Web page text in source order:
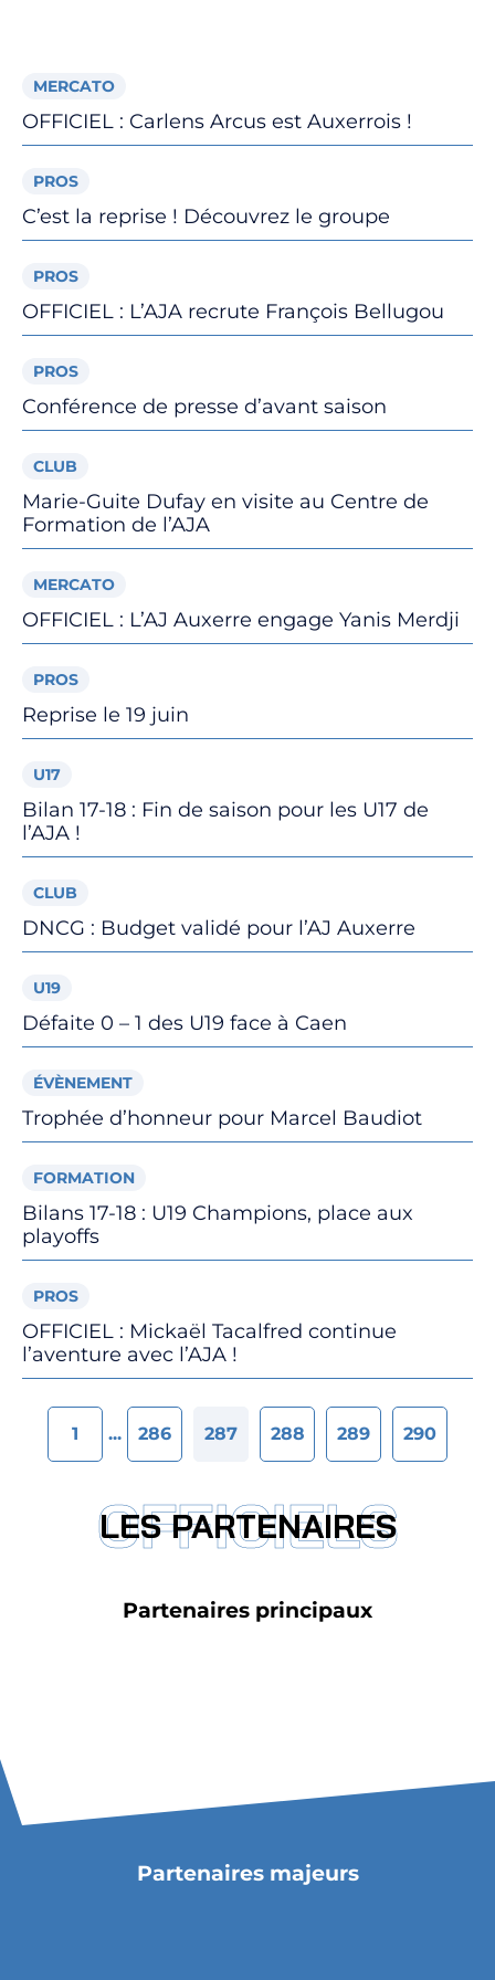
🇨🇳
MERCATO
OFFICIEL : Carlens Arcus est Auxerrois !
PROS
C’est la reprise ! Découvrez le groupe
PROS
OFFICIEL : L’AJA recrute François Bellugou
PROS
Conférence de presse d’avant saison
CLUB
Marie-Guite Dufay en visite au Centre de
Formation de l’AJA
MERCATO
OFFICIEL : L’AJ Auxerre engage Yanis Merdji
PROS
Reprise le 19 juin
U17
Bilan 17-18 : Fin de saison pour les U17 de
l’AJA !
CLUB
DNCG : Budget validé pour l’AJ Auxerre
U19
Défaite 0 – 1 des U19 face à Caen
ÉVÈNEMENT
Trophée d’honneur pour Marcel Baudiot
FORMATION
Bilans 17-18 : U19 Champions, place aux
playoffs
PROS
OFFICIEL : Mickaël Tacalfred continue
l’aventure avec l’AJA !
Pagination des actualités
Page numéro
1 Autre pages
...
Page numéro
286
Page numéro
287
Page numéro
288
Page numéro
289
Page
290
OFFICIELS
LES PARTENAIRES
Partenaires principaux
Partenaires majeurs